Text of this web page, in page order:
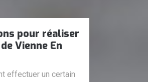
pour réaliser
Vienne En
effectuer un certain